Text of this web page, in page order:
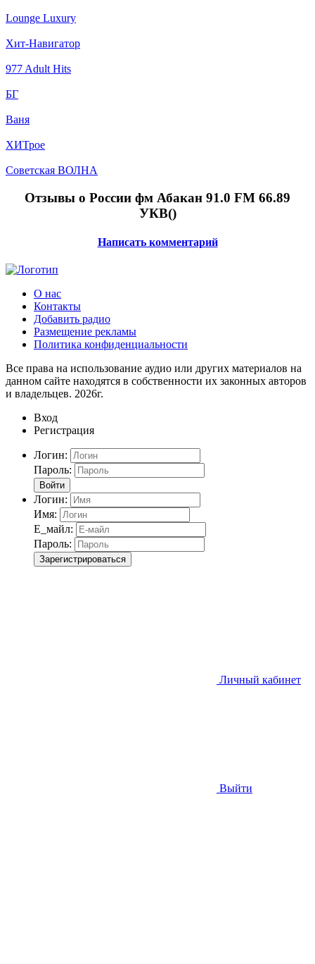
Lounge Luxury
Хит-Навигатор
977 Adult Hits
БГ
Ваня
ХИТрое
Советская ВОЛНА
Отзывы о России фм Абакан 91.0 FM 66.89
УКВ()
Написать комментарий
О нас
Контакты
Добавить радио
Размещение рекламы
Политика конфиденциальности
Все права на использование аудио или других материалов на
данном сайте находятся в собственности их законных авторов
и владельцев. 2026г.
Вход
Регистрация
Логин:
Пароль:
Войти
Логин:
Имя:
Е_майл:
Пароль:
Зарегистрироваться
Личный кабинет
Выйти